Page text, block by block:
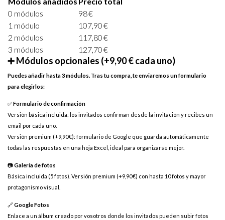
0 módulos
98 €
1 módulo
107,90 €
2 módulos
117,80 €
3 módulos
127,70 €
➕ Módulos opcionales (+9,90 € cada uno)
Puedes añadir hasta 3 módulos. Tras tu compra, te enviaremos un formulario
para elegirlos:
✅Formulario de confirmación
Versión básica incluida: los invitados confirman desde la invitación y recibes un
email por cada uno.
Versión premium (+9,90 €): formulario de Google que guarda automáticamente
todas las respuestas en una hoja Excel, ideal para organizarse mejor.
📷Galería de fotos
Básica incluida (5 fotos). Versión premium (+9,90 €) con hasta 10 fotos y mayor
protagonismo visual.
🔗Google Fotos
Enlace a un álbum creado por vosotros donde los invitados pueden subir fotos